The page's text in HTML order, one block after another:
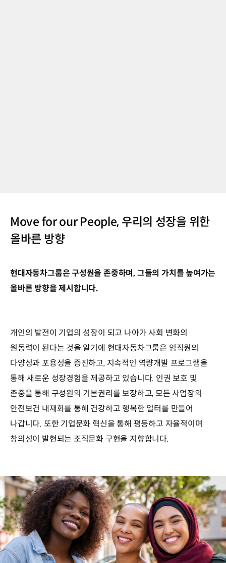
Move for our People, 우리의 성장을 위한
올바른 방향
현대자동차그룹은 구성원을 존중하며, 그들의 가치를 높여가는
올바른 방향을 제시합니다.
개인의 발전이 기업의 성장이 되고 나아가 사회 변화의
원동력이 된다는 것을 알기에 현대자동차그룹은 임직원의
다양성과 포용성을 증진하고, 지속적인 역량개발 프로그램을
통해 새로운 성장경험을 제공하고 있습니다. 인권 보호 및
존중을 통해 구성원의 기본권리를 보장하고, 모든 사업장의
안전보건 내재화를 통해 건강하고 행복한 일터를 만들어
나갑니다. 또한 기업문화 혁신을 통해 평등하고 자율적이며
창의성이 발현되는 조직문화 구현을 지향합니다.
Move
for
our
Community,
우리